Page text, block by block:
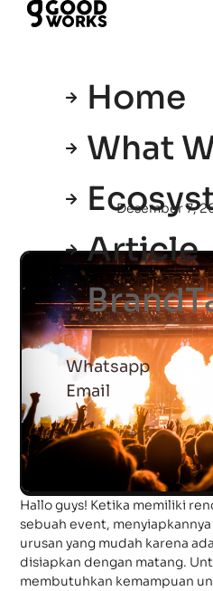
Home
What
Article
Whatsapp
Email
Desember 7,
Hallo guys! Ketika memiliki
sebuah event,
urusan yang mudah karena
disiapkan dengan matang.
membutuhkan kemampuan